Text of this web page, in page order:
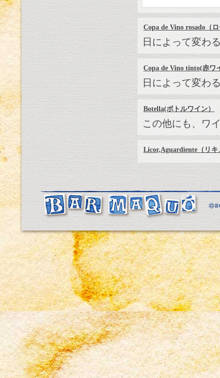
Copa de Vino rosado（
日によって変わ
Copa de Vino tinto(赤ワ
日によって変わ
Botella(ボトルワイン）
この他にも、ワ
Licor,Aguardiente（リ